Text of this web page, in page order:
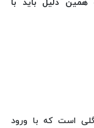
همین دلیل باید با
است که با ورود